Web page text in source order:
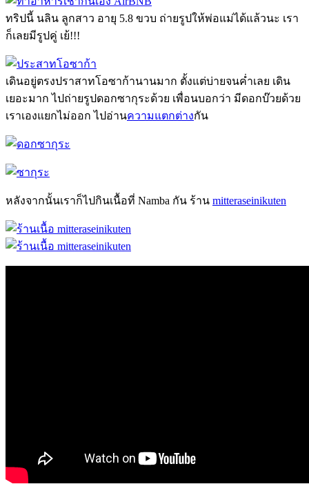
ทริปนี้ นลิน ลูกสาว อายุ 5.8 ขวบ ถ่ายรูปให้พ่อแม่ได้แล้วนะ เรา
ก็เลยมีรูปคู่ เย้!!!
เดินอยู่ตรงปราสาทโอซาก้านานมาก ตั้งแต่บ่ายจนค่ำเลย เดิน
เยอะมาก ไปถ่ายรูปดอกซากุระด้วย เพื่อนบอกว่า มีดอกบ๊วยด้วย
เราเองแยกไม่ออก ไปอ่านความแตกต่างกัน
หลังจากนั้นเราก็ไปกินเนื้อที่ Namba กัน ร้าน mitteraseinikuten